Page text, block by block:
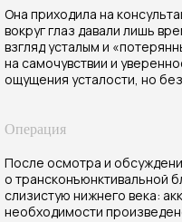
Она приходила на
вокруг глаз давали лишь
взгляд усталым и
на самочувствии и
ощущения усталости, но
Операция
После осмотра и
о трансконъюнктивальной
слизистую нижнего века:
необходимости